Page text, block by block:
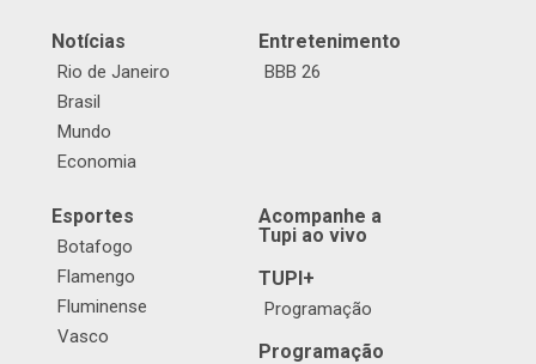
Notícias
Rio de Janeiro
Brasil
Mundo
Economia
Entretenimento
BBB 26
Esportes
Botafogo
Flamengo
Fluminense
Vasco
Acompanhe a
Tupi ao vivo
TUPI+
Programação
Programação